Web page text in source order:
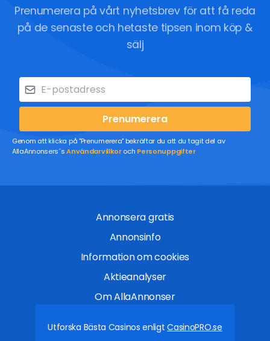
Prenumerera på vårt nyhetsbrev för att få reda
på de senaste och hetaste tipsen inom köp &
sälj
Prenumerera
Genom att klicka på "Prenumerera" bekräftar du att du tagit del av
AllaAnnonsers´sAnvändarvillkoroch Personuppgifter
Annonsera gratis
Annonsinfo
Information om cookies
Aktieanalyser
Om AllaAnnonser
Utforska Bästa Casinos enligtCasinoPRO.se